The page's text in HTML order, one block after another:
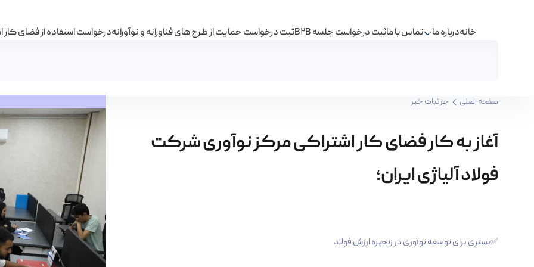
خانهدرباره ما تماس با ماثبت درخواست جلسه B2B ثبت درخواست حمایت از طرح های فناورانه و نوآورانهدرخواست استفاده از فضای کار
آغاز به کار فضای کار اشتراکی مرکز نوآوری شرکت فولاد آلیاژی ایران؛ - مرکز نوآوری شرکت فولاد آلیاژی ایران
صفحه اصلی جزئیات خبر
آغاز به کار فضای کار اشتراکی مرکز نوآوری شرکت
فولاد آلیاژی ایران؛
✅بستری برای توسعه نوآوری در زنجیره ارزش فولاد